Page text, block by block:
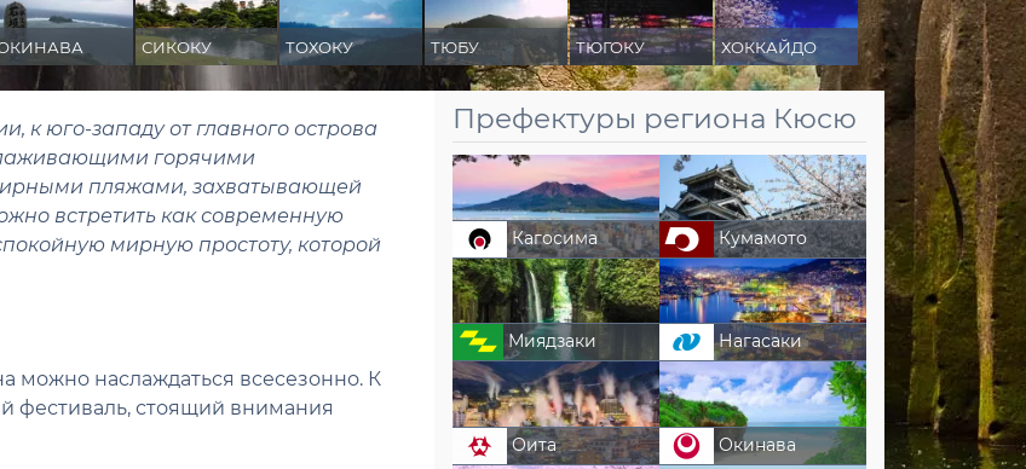
СИКОКУ ТОХОКУ ТЮБУ ТЮГОКУ ХОККАЙДО
к юго-западу от главного острова
горячими
пляжами, захватывающей
встретить как современную
мирную простоту, которой
можно наслаждаться всесезонно. К
фестиваль, стоящий внимания
Префектуры региона Кюсю
Кагосима Кумамото
Миядзаки Нагасаки
Оита Окинава